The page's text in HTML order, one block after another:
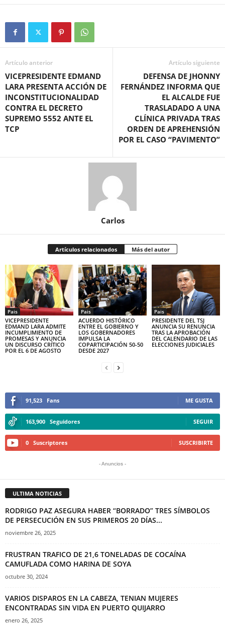
Artículo anterior
VICEPRESIDENTE EDMAND
LARA PRESENTA ACCIÓN DE
INCONSTITUCIONALIDAD
CONTRA EL DECRETO
SUPREMO 5552 ANTE EL
TCP
Artículo siguiente
DEFENSA DE JHONNY
FERNÁNDEZ INFORMA QUE
EL ALCALDE FUE
TRASLADADO A UNA
CLÍNICA PRIVADA TRAS
ORDEN DE APREHENSIÓN
POR EL CASO “PAVIMENTO”
Carlos
Artículos relacionados Más del autor
Pais
VICEPRESIDENTE
EDMAND LARA ADMITE
INCUMPLIMIENTO DE
PROMESAS Y ANUNCIA
UN DISCURSO CRÍTICO
POR EL 6 DE AGOSTO
Pais
ACUERDO HISTÓRICO
ENTRE EL GOBIERNO Y
LOS GOBERNADORES
IMPULSA LA
COPARTICIPACIÓN 50-50
DESDE 2027
Pais
PRESIDENTE DEL TSJ
ANUNCIA SU RENUNCIA
TRAS LA APROBACIÓN
DEL CALENDARIO DE LAS
ELECCIONES JUDICIALES
91,523 Fans ME GUSTA
163,900 Seguidores SEGUIR
0 Suscriptores SUSCRIBIRTE
- Anuncios -
ULTIMA NOTICIAS
RODRIGO PAZ ASEGURA HABER “BORRADO” TRES SÍMBOLOS
DE PERSECUCIÓN EN SUS PRIMEROS 20 DÍAS...
noviembre 26, 2025
FRUSTRAN TRAFICO DE 21,6 TONELADAS DE COCAÍNA
CAMUFLADA COMO HARINA DE SOYA
octubre 30, 2024
VARIOS DISPAROS EN LA CABEZA, TENIAN MUJERES
ENCONTRADAS SIN VIDA EN PUERTO QUIJARRO
enero 26, 2025